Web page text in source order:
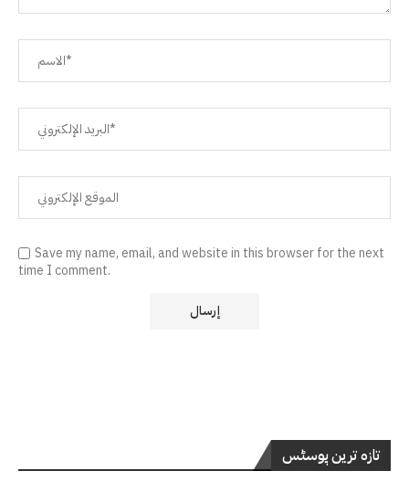
Save my name, email, and website in this browser for the next
time I comment.
تازہ ترین پوسٹس